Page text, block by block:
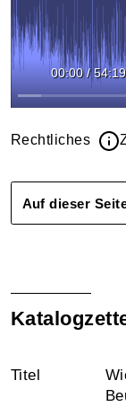
00:00 / 54:19
Rechtliches
Auf dieser
Titel